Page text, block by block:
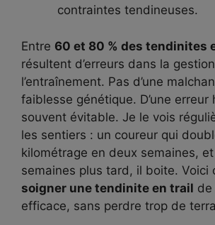
contraintes tendineuses.
Entre 60 et 80 % des tendinites
résultent d’erreurs dans la
l’entraînement. Pas d’une
faiblesse génétique. D’une erreur
souvent évitable. Je le vois
les sentiers : un coureur qui
kilométrage en deux semaines,
semaines plus tard, il boite. Voici
soigner une tendinite en trail de
efficace, sans perdre trop de